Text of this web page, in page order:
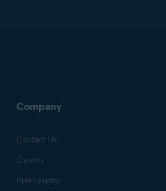
Company
Contact Us
Careers
Press center